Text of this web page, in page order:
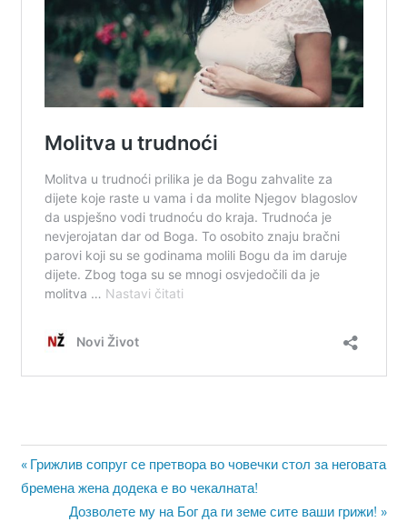
Навигација
на
Previous
Post:
Грижлив сопруг се претвора во човечки стол за неговата
бремена жена додека е во чекалната!
Next
Дозволете му на Бог да ги земе сите ваши грижи!